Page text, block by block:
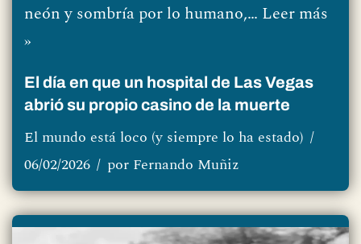
neón y sombría por lo humano,… Leer más
»
El día en que un hospital de Las Vegas
abrió su propio casino de la muerte
El mundo está loco (y siempre lo ha estado)
06/02/2026
por Fernando Muñiz